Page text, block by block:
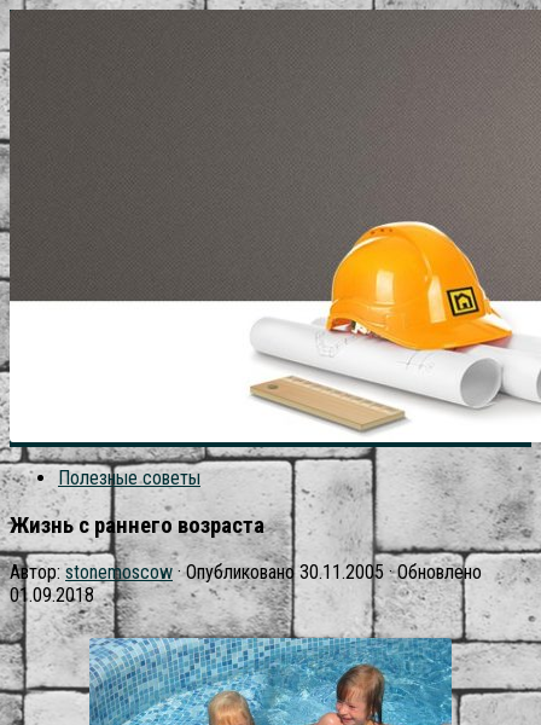
Полезные советы
Жизнь с раннего возраста
Автор:stonemoscow · Опубликовано30.11.2005 · Обновлено
01.09.2018